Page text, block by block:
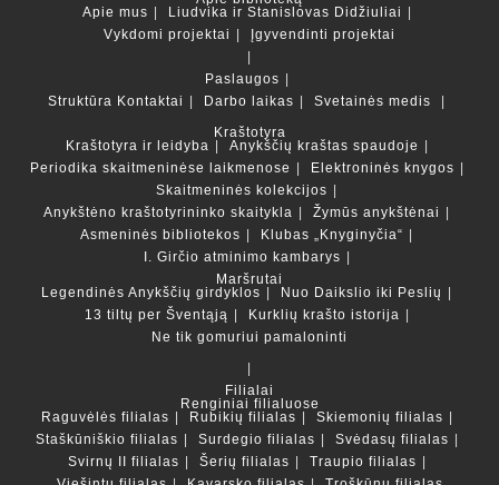
Apie mus
Liudvika ir Stanislovas Didžiuliai
Vykdomi projektai
Įgyvendinti projektai
Paslaugos
Struktūra Kontaktai Darbo laikas
Svetainės medis
Kraštotyra
Kraštotyra ir leidyba
Anykščių kraštas spaudoje
Periodika skaitmeninėse laikmenose
Elektroninės knygos
Skaitmeninės kolekcijos
Anykštėno kraštotyrininko skaitykla
Žymūs anykštėnai
Asmeninės bibliotekos
Klubas „Knyginyčia“
I. Girčio atminimo kambarys
Maršrutai
Legendinės Anykščių girdyklos
Nuo Daikslio iki Peslių
13 tiltų per Šventąją
Kurklių krašto istorija
Ne tik gomuriui pamaloninti
Filialai
Renginiai filialuose
Raguvėlės filialas
Rubikių filialas
Skiemonių filialas
Staškūniškio filialas
Surdegio filialas
Svėdasų filialas
Svirnų II filialas
Šerių filialas
Traupio filialas